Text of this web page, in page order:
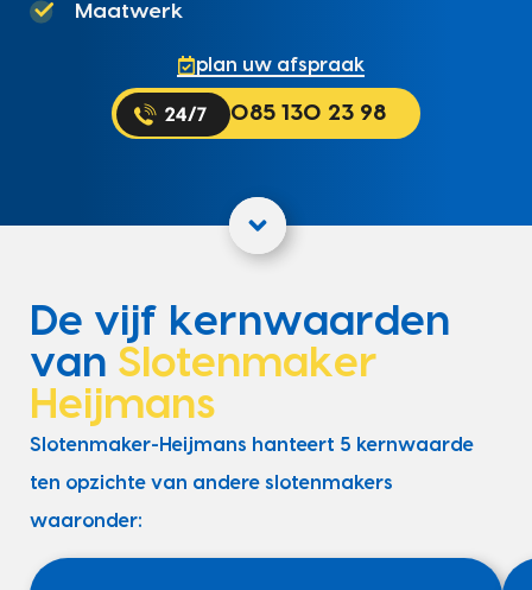
Maatwerk
plan uw afspraak
085 130 23 98
De vijf kernwaarden
van Slotenmaker
Heijmans
Slotenmaker-Heijmans hanteert 5 kernwaarde
ten opzichte van andere slotenmakers
waaronder: